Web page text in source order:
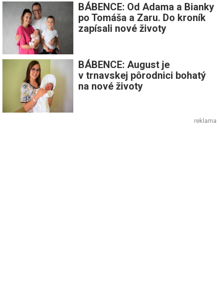
BÁBENCE: Od Adama a Bianky
po Tomáša a Zaru. Do kroník
zapísali nové životy
BÁBENCE: August je
v trnavskej pôrodnici bohatý
na nové životy
reklama